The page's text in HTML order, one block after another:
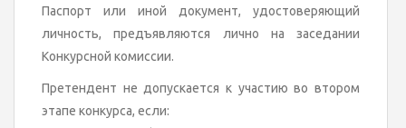
Паспорт или иной документ, удостоверяющий
личность, предъявляются лично на заседании
Конкурсной комиссии.
Претендент не допускается к участию во втором
этапе конкурса, если: